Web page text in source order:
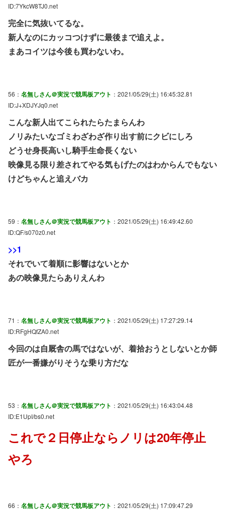
ID:7YkcW8TJ0.net
完全に気抜いてるな。
新人なのにカッコつけずに最後まで追えよ。
まあコイツは今後も買わないわ。
56： 名無しさん＠実況で競馬板アウト ：2021/05/29(土) 16:45:32.81
ID:J+XDJYJq0.net
こんな新人出てこられたらたまらんわ
ノリみたいなゴミわざわざ作り出す前にクビにしろ
どうせ身長高いし騎手生命長くない
映像見る限り差されてやる気もげたのはわからんでもない
けどちゃんと追えバカ
59： 名無しさん＠実況で競馬板アウト ：2021/05/29(土) 16:49:42.60
ID:QF/s070z0.net
>>1
それでいて着順に影響はないとか
あの映像見たらありえんわ
71： 名無しさん＠実況で競馬板アウト ：2021/05/29(土) 17:27:29.14
ID:RFgHQfZA0.net
今回のは自厩舎の馬ではないが、着拾おうとしないとか師
匠が一番嫌がりそうな乗り方だな
53： 名無しさん＠実況で競馬板アウト ：2021/05/29(土) 16:43:04.48
ID:E1UpI/bs0.net
これで２日停止ならノリは20年停止
やろ
66： 名無しさん＠実況で競馬板アウト ：2021/05/29(土) 17:09:47.29